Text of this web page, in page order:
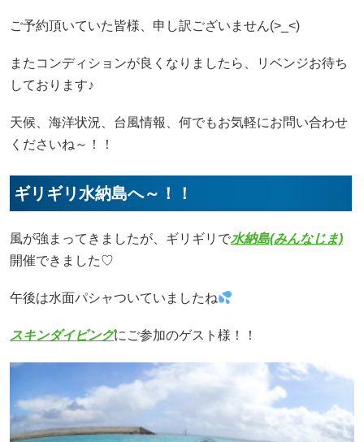
ご予約頂いていた皆様、申し訳ございません(>_<)
またコンディションが良くなりましたら、リベンジお待ち
しております♪
天候、海洋状況、台風情報、何でもお気軽にお問い合わせ
くださいね～！！
ギリギリ水納島へ～！！
風が強まってきましたが、ギリギリで水納島(みんなじま)
開催できました♡
午後は水面パシャついていましたね
スキンダイビングにご参加のゲスト様！！